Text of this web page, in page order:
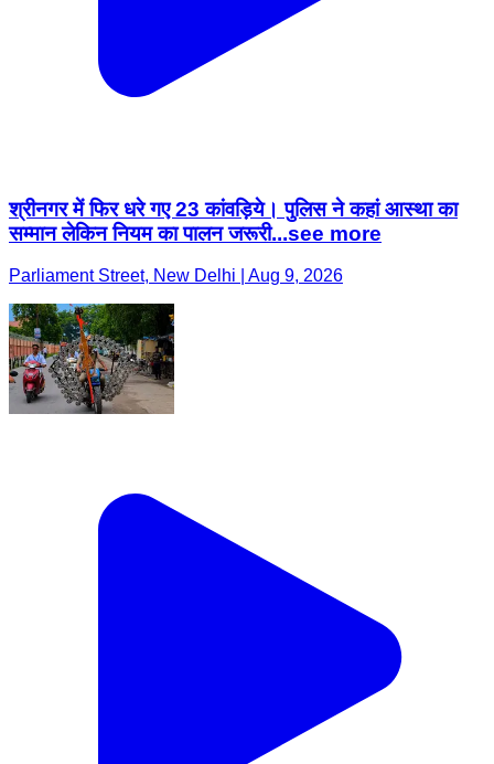
श्रीनगर में फिर धरे गए 23 कांवड़िये। पुलिस ने कहां आस्था का
सम्मान लेकिन नियम का पालन जरूरी...see more
Parliament Street, New Delhi | Aug 9, 2026